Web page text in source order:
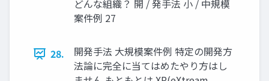
どんな組織？ 開 / 発手法 小 / 中規模
案件例 27
28.
開発手法 大規模案件例 特定の開発方
法論に完全に当てはめたやり方はし